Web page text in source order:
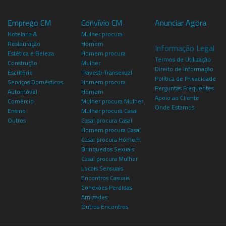
Emprego CM
Hotelaria &
Restauração
Estética e Beleza
Construção
Escritório
Serviços Domésticos
Automóvel
Comércio
Ensino
Outros
Convívio CM
Mulher procura
Homem
Homem procura
Mulher
Travesti-Transexual
Homem procura
Homem
Mulher procura Mulher
Mulher procura Casal
Casal procura Casal
Homem procura Casal
Casal procura Homem
Brinquedos Sexuais
Casal procura Mulher
Locais Sensuais
Encontros Casuais
Conexões Perdidas
Amizades
Outros Encontros
Anunciar Agora
Informação Legal
Termos de Utilização
Direito de Informação
Política de Privacidade
Perguntas Frequentes
Apoio ao Cliente
Onde Estamos